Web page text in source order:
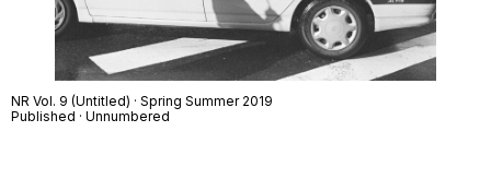
NR Vol. 9 (Untitled) · Spring Summer 2019
Published · Unnumbered